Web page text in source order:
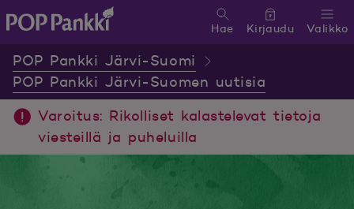
Valikko
Hae Kirjaudu
POP Pankki Järvi-Suomi
POP Pankki Järvi-Suomen uutisia
Varoitus: Rikolliset kalastelevat tietoja
viesteillä ja puheluilla